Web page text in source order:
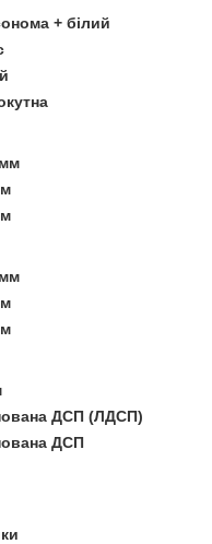
+ білий
ДСП (ЛДСП)
ДСП